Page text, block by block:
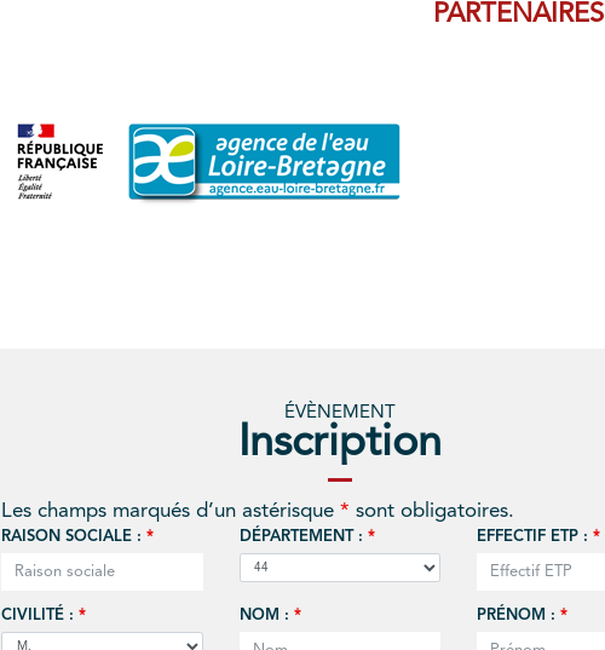
PARTENAIRES
ÉVÈNEMENT
Inscription
Les champs marqués d’un astérisque * sont obligatoires.
RAISON SOCIALE : * DÉPARTEMENT : * EFFECTIF ETP :*
CIVILITÉ : * NOM : * PRÉNOM :*